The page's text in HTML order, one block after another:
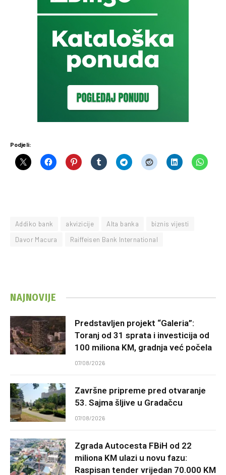
Podjeli:
Addiko bank akvizicije Alta banka
biznis vijesti
Davor Macura
Raiffeisen Bank International
NAJNOVIJE
Predstavljen projekt “Galeria”:
Toranj od 31 sprata i investicija od
100 miliona KM, gradnja već počela
07/08/2026
Završne pripreme pred otvaranje
53. Sajma šljive u Gradačcu
07/08/2026
Zgrada Autocesta FBiH od 22
miliona KM ulazi u novu fazu:
Raspisan tender vrijedan 70.000 KM